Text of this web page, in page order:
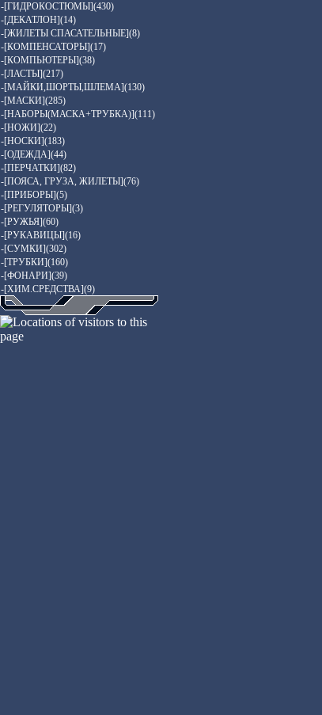
-[ГИДРОКОСТЮМЫ](430)
-[ДЕКАТЛОН](14)
-[ЖИЛЕТЫ СПАСАТЕЛЬНЫЕ](8)
-[КОМПЕНСАТОРЫ](17)
-[КОМПЬЮТЕРЫ](38)
-[ЛАСТЫ](217)
-[МАЙКИ,ШОРТЫ,ШЛЕМА](130)
-[МАСКИ](285)
-[НАБОРЫ(МАСКА+ТРУБКА)](111)
-[НОЖИ](22)
-[НОСКИ](183)
-[ОДЕЖДА](44)
-[ПЕРЧАТКИ](82)
-[ПОЯСА, ГРУЗА, ЖИЛЕТЫ](76)
-[ПРИБОРЫ](5)
-[РЕГУЛЯТОРЫ](3)
-[РУЖЬЯ](60)
-[РУКАВИЦЫ](16)
-[СУМКИ](302)
-[ТРУБКИ](160)
-[ФОНАРИ](39)
-[ХИМ.СРЕДСТВА](9)